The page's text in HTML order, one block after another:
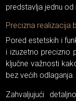
predstavlja jednu
Precizna realizacija
Pored estetskih i
i izuzetno precizno
ključne važnosti
bez većih odlaganja.
Zahvaljujući